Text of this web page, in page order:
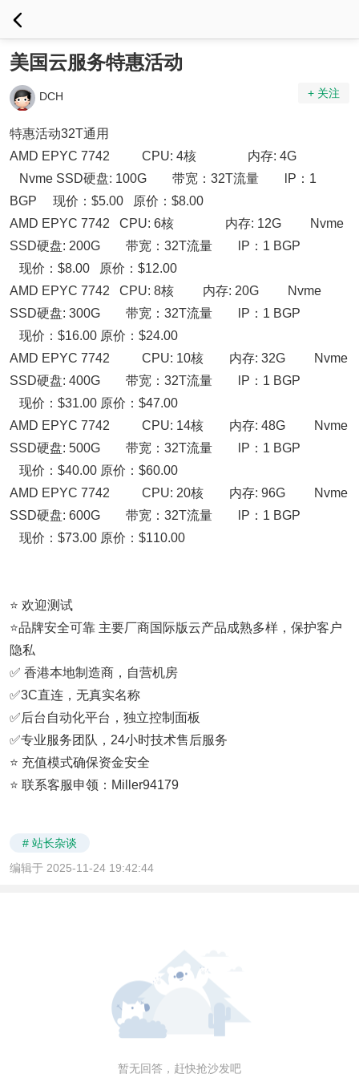
美国云服务特惠活动
DCH + 关注
特惠活动32T通用
AMD EPYC 7742 CPU: 4核 内存: 4G
Nvme SSD硬盘: 100G 带宽：32T流量 lP：1
BGP 现价：$5.00 原价：$8.00
AMD EPYC 7742 CPU: 6核 内存: 12G Nvme
SSD硬盘: 200G 带宽：32T流量 lP：1 BGP
现价：$8.00 原价：$12.00
AMD EPYC 7742 CPU: 8核 内存: 20G Nvme
SSD硬盘: 300G 带宽：32T流量 lP：1 BGP
现价：$16.00 原价：$24.00
AMD EPYC 7742 CPU: 10核 内存: 32G Nvme
SSD硬盘: 400G 带宽：32T流量 lP：1 BGP
现价：$31.00 原价：$47.00
AMD EPYC 7742 CPU: 14核 内存: 48G Nvme
SSD硬盘: 500G 带宽：32T流量 lP：1 BGP
现价：$40.00 原价：$60.00
AMD EPYC 7742 CPU: 20核 内存: 96G Nvme
SSD硬盘: 600G 带宽：32T流量 lP：1 BGP
现价：$73.00 原价：$110.00
⭐ 欢迎测试
⭐品牌安全可靠 主要厂商国际版云产品成熟多样，保护客户
隐私
✅ 香港本地制造商，自营机房
✅3C直连，无真实名称
✅后台自动化平台，独立控制面板
✅专业服务团队，24小时技术售后服务
⭐ 充值模式确保资金安全
⭐ 联系客服申领：Miller94179
# 站长杂谈
编辑于 2025-11-24 19:42:44
暂无回答，赶快抢沙发吧